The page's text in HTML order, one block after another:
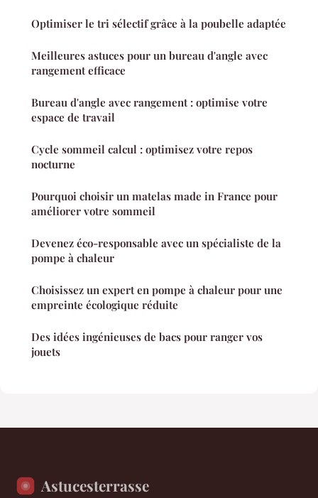
Optimiser le tri sélectif grâce à la poubelle adaptée
Meilleures astuces pour un bureau d'angle avec
rangement efficace
Bureau d'angle avec rangement : optimise votre
espace de travail
Cycle sommeil calcul : optimisez votre repos
nocturne
Pourquoi choisir un matelas made in France pour
améliorer votre sommeil
Devenez éco-responsable avec un spécialiste de la
pompe à chaleur
Choisissez un expert en pompe à chaleur pour une
empreinte écologique réduite
Des idées ingénieuses de bacs pour ranger vos
jouets
Astucesterrasse